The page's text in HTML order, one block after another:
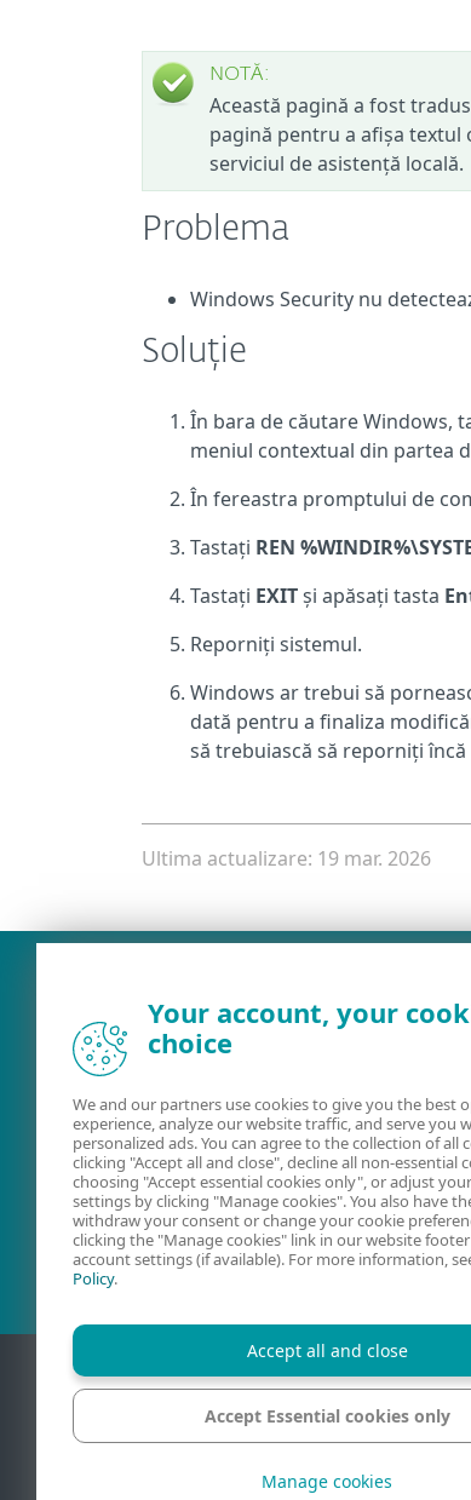
NOTĂ:
Această pagină a fost
pagină pentru a afișa textul
serviciul de asistență locală.
Problema
Windows Security nu
Soluție
În bara de căutare Windows,
meniul contextual din partea
În fereastra promptului de
Tastați REN
Tastați EXITși apăsați tasta
Reporniți sistemul.
Windows ar trebui să
dată pentru a finaliza
să trebuiască să reporniți încă
Ultima actualizare: 19 mar. 2026
Ghiduri de
utilizare
Forum
Your account, your
choice
We and our partners use cookies to give you the best
experience, analyze our website traffic, and serve you
personalized ads. You can agree to the collection of all
clicking "Accept all and close", decline all non-essential
choosing "Accept essential cookies only", or adjust
settings by clicking "Manage cookies". You also have
withdraw your consent or change your cookie
clicking the "Manage cookies" link in our website
account settings (if available). For more information,
Policy.
Accept all and close
Accept Essential cookies only
Manage cookies